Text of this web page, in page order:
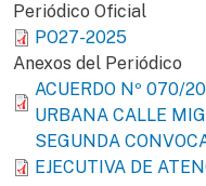
Periódico Oficial
PO27-2025
Anexos del Periódico
ACUERDO Nº 070/
URBANA CALLE
SEGUNDA
EJECUTIVA DE